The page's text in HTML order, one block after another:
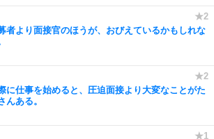
者より面接官のほうが、おびえているかもしれな
に仕事を始めると、圧迫面接より大変なことがた
んある。